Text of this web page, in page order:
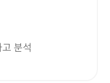
분석